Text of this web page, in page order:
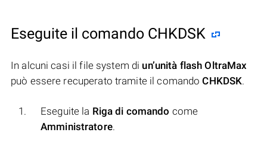
Eseguite il comando CHKDSK
In alcuni casi il file system di un’unità flash OltraMax
può essere recuperato tramite il comandoCHKDSK.
Eseguite la Riga di comando come
Amministratore.